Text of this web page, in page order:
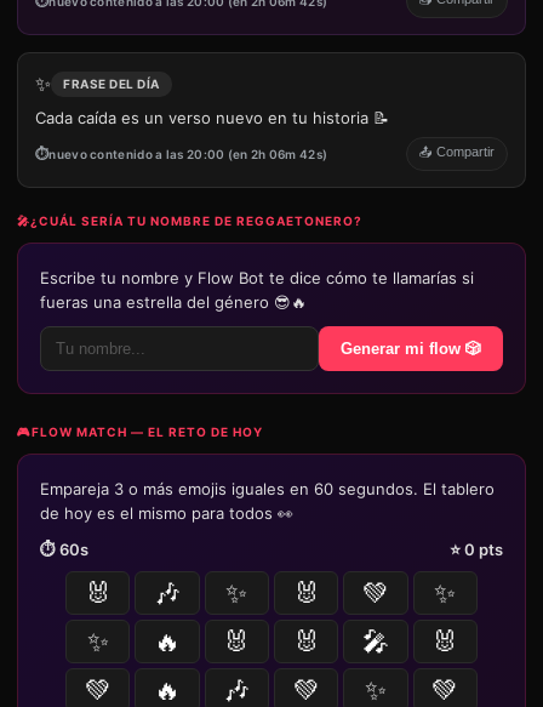
✨ FRASE DEL DÍA
Cada caída es un verso nuevo en tu historia 📝
nuevo contenido a las 20:00 (en 2h 06m 42s) 📤 Compartir
🎤¿CUÁL SERÍA TU NOMBRE DE REGGAETONERO?
Escribe tu nombre y Flow Bot te dice cómo te llamarías si
fueras una estrella del género 😎🔥
Generar mi flow 🎲
🎮FLOW MATCH — EL RETO DE HOY
Empareja 3 o más emojis iguales en 60 segundos. El tablero
de hoy es el mismo para todos 👀
⏱️60s ⭐0 pts
🐰 🎶 ✨ 🐰 💚
✨
✨
🔥 🐰 🐰 🎤
🐰
💚
🔥 🎶 💚 ✨
💚